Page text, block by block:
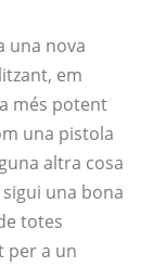
una nova
em
més potent
una pistola
altra cosa
una bona
totes
per a un